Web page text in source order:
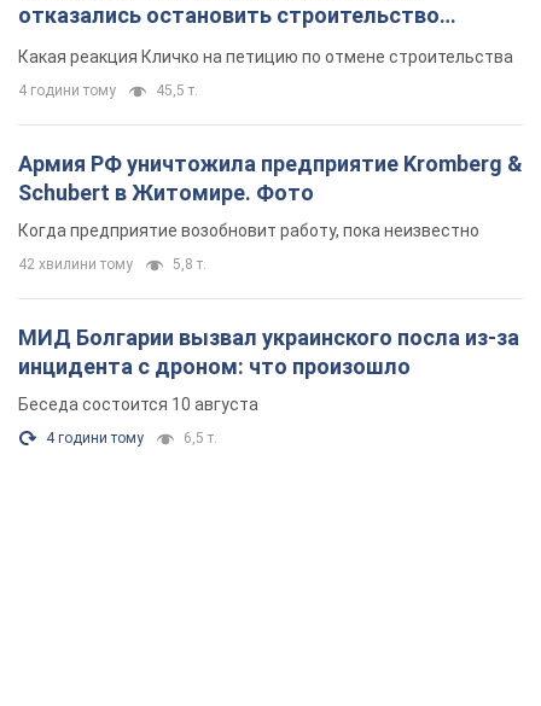
отказались остановить строительство
небоскреба "московского верующего"
Какая реакция Кличко на петицию по отмене строительства
4 години тому 45,5 т.
Армия РФ уничтожила предприятие Kromberg &
Schubert в Житомире. Фото
Когда предприятие возобновит работу, пока неизвестно
42 хвилини тому 5,8 т.
МИД Болгарии вызвал украинского посла из-за
инцидента с дроном: что произошло
Беседа состоится 10 августа
4 години тому 6,5 т.